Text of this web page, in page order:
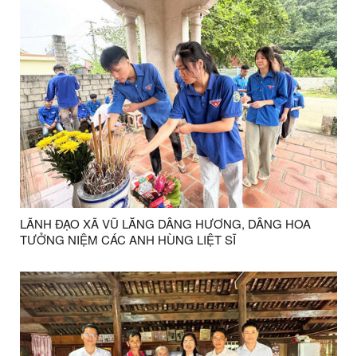
LÃNH ĐẠO XÃ VŨ LĂNG DÂNG HƯƠNG, DÂNG HOA
TƯỞNG NIỆM CÁC ANH HÙNG LIỆT SĨ